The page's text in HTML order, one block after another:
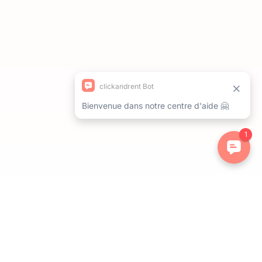
Personnalisez vos préférences pour contrôler la manière dont